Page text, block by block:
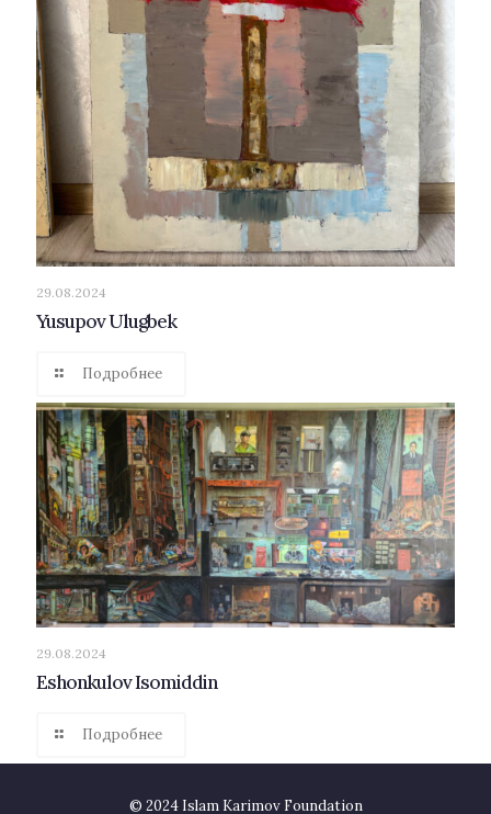
29.08.2024
Yusupov Ulugbek
Подробнее
29.08.2024
Eshonkulov Isomiddin
Подробнее
© 2024 Islam Karimov Foundation